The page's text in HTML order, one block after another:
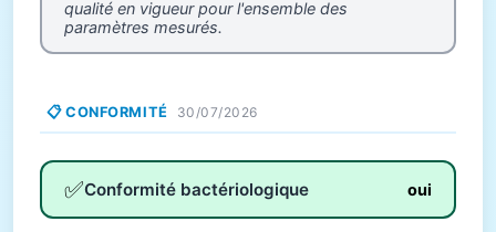
qualité en vigueur pour l'ensemble des
paramètres mesurés.
📋 CONFORMITÉ 30/07/2026
✅Conformité bactériologique oui